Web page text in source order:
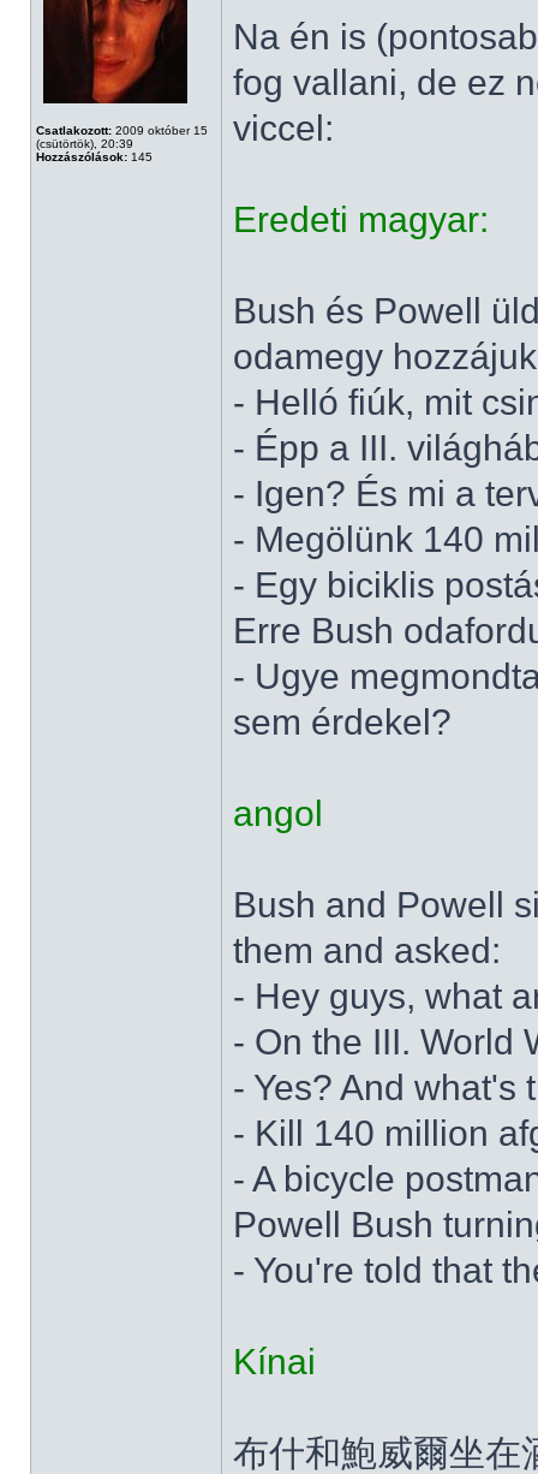
Csatlakozott: 2009 október 15
(csütörtök), 20:39
Hozzászólások: 145
Na én is
fog vallani, de ez
viccel:
Eredeti magyar:
Bush és Powell
odamegy
- Helló fiúk, mit
- Épp a III.
- Igen? És mi a
- Megölünk 140
- Egy biciklis
Erre Bush
- Ugye
sem érdekel?
angol
Bush and Powell
them and asked:
- Hey guys, what
- On the III. World
- Yes? And what's
- Kill 140 million
- A bicycle
Powell Bush
- You're told that
Kínai
布什和鮑威爾坐在